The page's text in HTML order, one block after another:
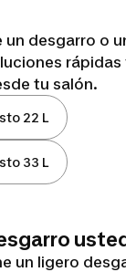
un desgarro o
tu salón.
22 L
33 L
un ligero